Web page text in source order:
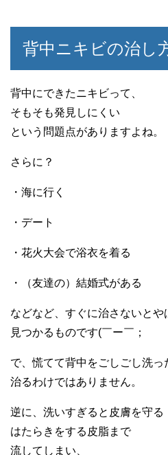
背中ニキビの治し
背中にできたニキビって、
そもそも発見しにくい
という問題点がありますよね。
さらに？
・海に行く
・デート
・花火大会で浴衣を着る
・（友達の）結婚式がある
などなど、すぐに治さないとや
見つかるものです(￣ー￣；
で、慌てて背中をごしごし洗っ
治るわけではありません。
逆に、洗いすぎると皮膚を守る
はたらきをする皮脂まで
流してしまい、